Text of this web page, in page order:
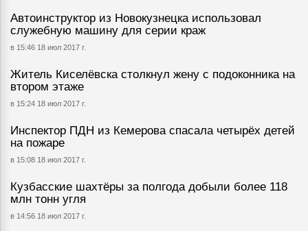
Автоинструктор из Новокузнецка использовал
служебную машину для серии краж
в 15:46 18 июл 2017 г.
Житель Киселёвска столкнул жену с подоконника на
втором этаже
в 15:24 18 июл 2017 г.
Инспектор ПДН из Кемерова спасала четырёх детей
на пожаре
в 15:08 18 июл 2017 г.
Кузбасские шахтёры за полгода добыли более 118
млн тонн угля
в 14:56 18 июл 2017 г.